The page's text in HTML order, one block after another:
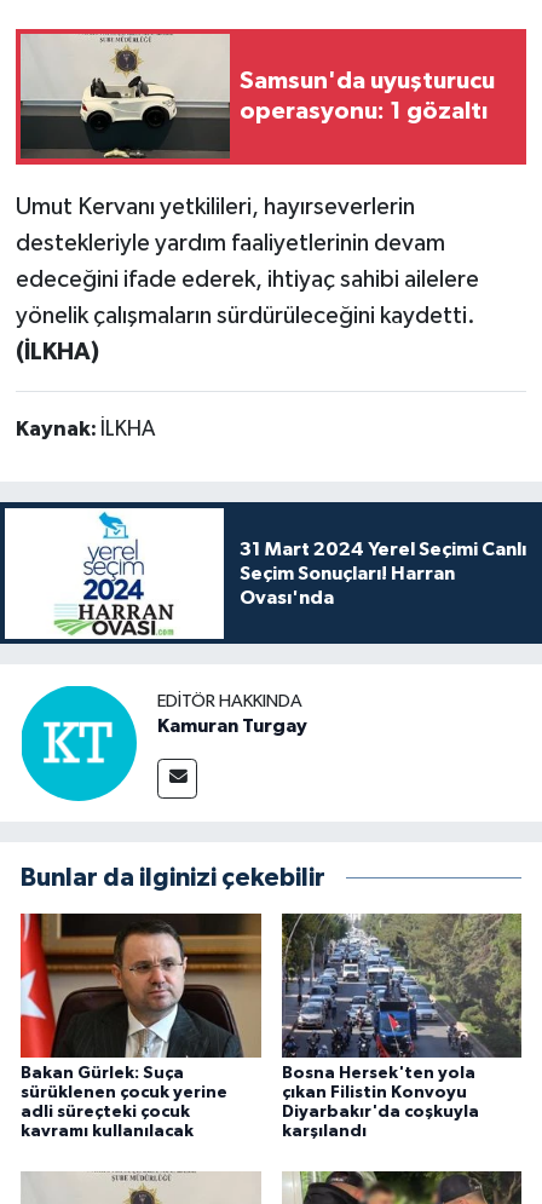
Samsun'da uyuşturucu
operasyonu: 1 gözaltı
Umut Kervanı yetkilileri, hayırseverlerin
destekleriyle yardım faaliyetlerinin devam
edeceğini ifade ederek, ihtiyaç sahibi ailelere
yönelik çalışmaların sürdürüleceğini kaydetti.
(İLKHA)
Kaynak: İLKHA
31 Mart 2024 Yerel Seçimi Canlı
Seçim Sonuçları! Harran
Ovası'nda
EDITÖR HAKKINDA
Kamuran Turgay
Bunlar da ilginizi çekebilir
Bakan Gürlek: Suça
sürüklenen çocuk yerine
adli süreçteki çocuk
kavramı kullanılacak
Bosna Hersek'ten yola
çıkan Filistin Konvoyu
Diyarbakır'da coşkuyla
karşılandı